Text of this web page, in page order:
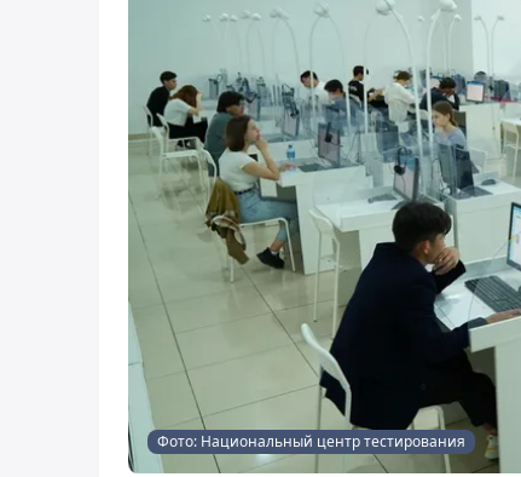
Фото: Национальный центр тестирования